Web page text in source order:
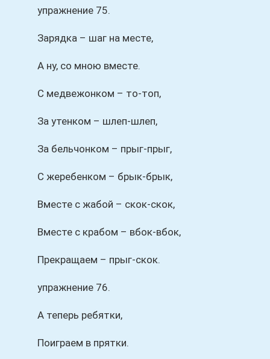
упражнение 75.
Зарядка – шаг на месте,
А ну, со мною вместе.
С медвежонком – то-топ,
За утенком – шлеп-шлеп,
За бельчонком – прыг-прыг,
С жеребенком – брык-брык,
Вместе с жабой – скок-скок,
Вместе с крабом – вбок-вбок,
Прекращаем – прыг-скок.
упражнение 76.
А теперь ребятки,
Поиграем в прятки.